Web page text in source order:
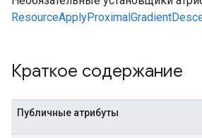
Краткое содержание
Публичные атрибуты